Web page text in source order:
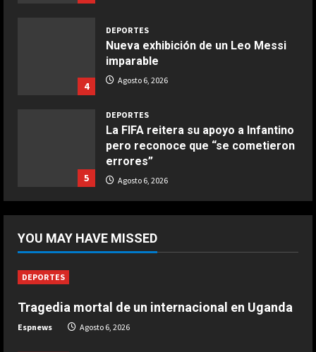
COCINA
Buñuelos de alcachofas
5
4
DEPORTES
Nueva exhibición de un Leo Messi
imparable
Agosto 6, 2026
5
DEPORTES
La FIFA reitera su apoyo a Infantino
pero reconoce que “se cometieron
errores”
Agosto 6, 2026
DEPORTES
un gol de otra liga
DEPORTES
YOU MAY HAVE MISSED
DEPORTES
Tragedia mortal de un internacional en Uganda
Espnews Agosto 6, 2026